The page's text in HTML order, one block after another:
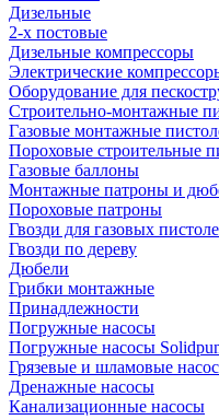
Дизельные
2-х постовые
Дизельные компрессоры
Электрические
Оборудование для
Строительно-монтажные
Газовые монтажные
Пороховые строительные
Газовые баллоны
Монтажные патроны и
Пороховые патроны
Гвозди для газовых
Гвозди по дереву
Дюбели
Грибки монтажные
Принадлежности
Погружные насосы
Погружные насосы
Грязевые и шламовые
Дренажные насосы
Канализационные насосы